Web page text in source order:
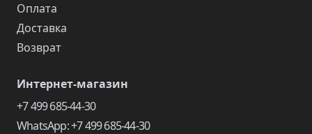
Оплата
Доставка
Возврат
Интернет-магазин
+7 499 685-44-30
WhatsApp: +7 499 685-44-30